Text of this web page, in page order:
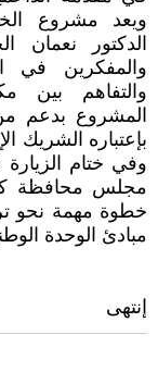
ويعد مشروع
الدكتور نعمان
والمفكرين في
والتفاهم بين
المشروع بدعم
بإعتباره الشريك
وفي ختام
مجلس محافظة
خطوة مهمة نحو
مبادئ الوحدة
إنتهى